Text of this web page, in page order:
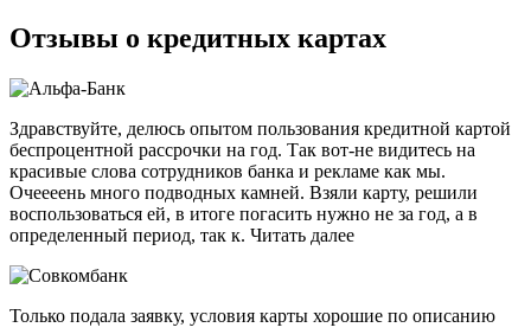
Отзывы о кредитных картах
Здравствуйте, делюсь опытом пользования кредитной картой
беспроцентной рассрочки на год. Так вот-не видитесь на
красивые слова сотрудников банка и рекламе как мы.
Очеееень много подводных камней. Взяли карту, решили
воспользоваться ей, в итоге погасить нужно не за год, а в
определенный период, так к. Читать далее
Только подала заявку, условия карты хорошие по описанию